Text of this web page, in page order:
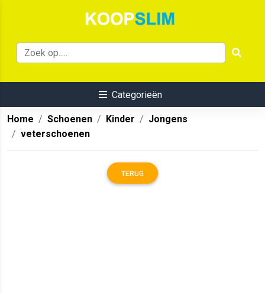
Categorieën
Home Schoenen Kinder
Jongens
veterschoenen
TERUG